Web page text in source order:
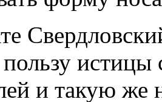
‬истицы‭
‬и‭ ‬такую‭ ‬же‭